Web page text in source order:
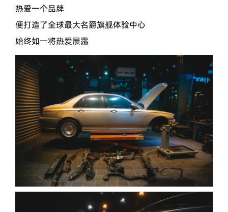
热爱一个品牌
便打造了全球最大名爵旗舰体验中心
始终如一将热爱展露